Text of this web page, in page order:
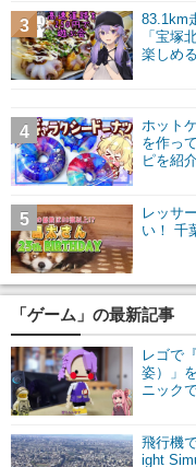
83.1km
「宝塚
楽しめ
3
ホット
を作っ
ピを紹
4
レッサ
い！ 千
5
「ゲーム」の最新記事
レゴで
姿）」
ニック
飛行機
ight